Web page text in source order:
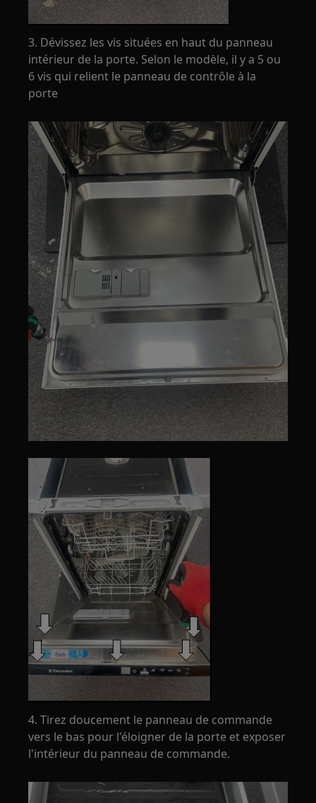
3. Dévissez les vis situées en haut du panneau
intérieur de la porte. Selon le modèle, il y a 5 ou
6 vis qui relient le panneau de contrôle à la
porte
4. Tirez doucement le panneau de commande
vers le bas pour l'éloigner de la porte et exposer
l'intérieur du panneau de commande.